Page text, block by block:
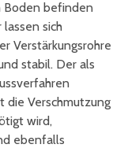
Boden befinden
sich
Verstärkungsrohre
stabil. Der als
die Verschmutzung
wird,
ebenfalls